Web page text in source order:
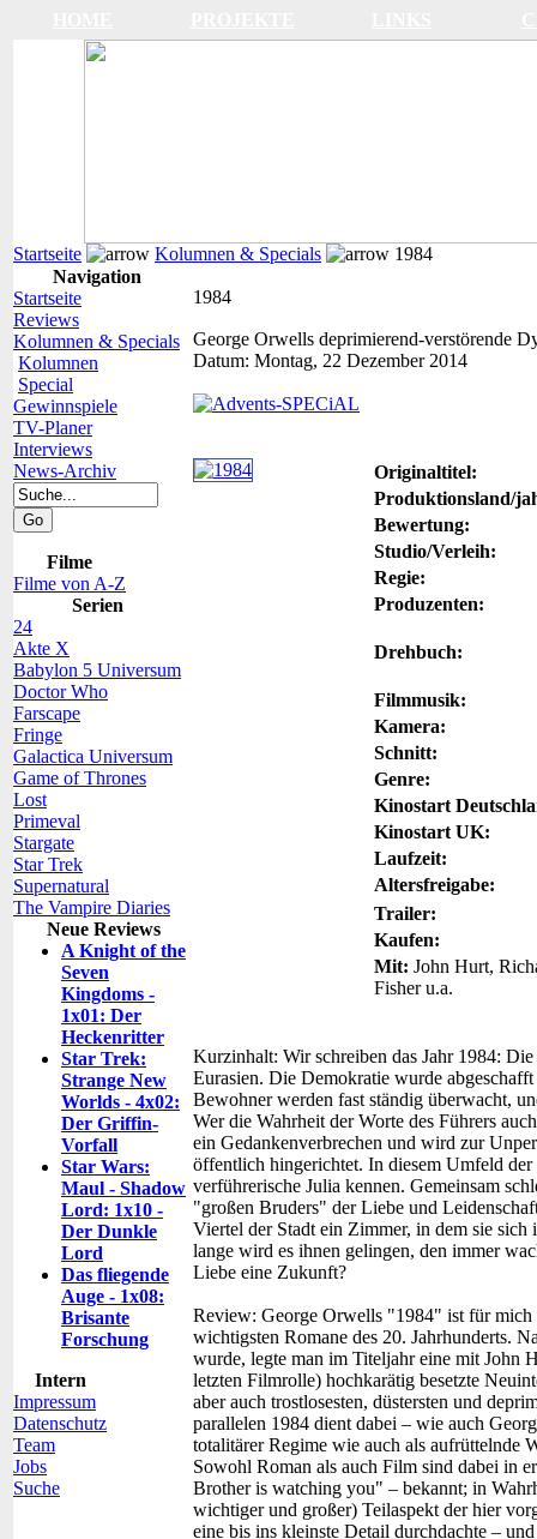
Startseite Kolumnen & Specials
1984
Navigation
Startseite
Reviews
Kolumnen & Specials
Kolumnen
Special
Gewinnspiele
TV-Planer
Interviews
News-Archiv
Filme
Filme von A-Z
Serien
24
Akte X
Babylon 5 Universum
Doctor Who
Farscape
Fringe
Galactica Universum
Game of Thrones
Lost
Primeval
Stargate
Star Trek
Supernatural
The Vampire Diaries
Neue Reviews
A Knight of the
Seven
Kingdoms -
1x01: Der
Heckenritter
Star Trek:
Strange New
Worlds - 4x02:
Der Griffin-
Vorfall
Star Wars:
Maul - Shadow
Lord: 1x10 -
Der Dunkle
Lord
Das fliegende
Auge - 1x08:
Brisante
Forschung
Intern
Impressum
Datenschutz
Team
Jobs
Suche
1984
George Orwells deprimierend-verstörende
Datum: Montag, 22 Dezember 2014
Originaltitel:
Produktionsland/
Bewertung:
Studio/Verleih:
Regie:
Produzenten:
Drehbuch:
Filmmusik:
Kamera:
Schnitt:
Genre:
Kinostart
Kinostart UK:
Laufzeit:
Altersfreigabe:
Trailer:
Kaufen:
Mit: John Hurt,
Fisher u.a.
Kurzinhalt: Wir schreiben das Jahr 1984:
Eurasien. Die Demokratie wurde
Bewohner werden fast ständig überwacht,
Wer die Wahrheit der Worte des Führers
ein Gedankenverbrechen und wird zur
öffentlich hingerichtet. In diesem Umfeld
verführerische Julia kennen. Gemeinsam
"großen Bruders" der Liebe und
Viertel der Stadt ein Zimmer, in dem sie
lange wird es ihnen gelingen, den immer
Liebe eine Zukunft?
Review: George Orwells "1984" ist für mich
wichtigsten Romane des 20. Jahrhunderts.
wurde, legte man im Titeljahr eine mit John
letzten Filmrolle) hochkarätig besetzte
aber auch trostlosesten, düstersten und
parallelen 1984 dient dabei – wie auch
totalitärer Regime wie auch als aufrüttelnde
Sowohl Roman als auch Film sind dabei in
Brother is watching you" – bekannt; in
wichtiger und großer) Teilaspekt der hier
eine bis ins kleinste Detail durchdachte –